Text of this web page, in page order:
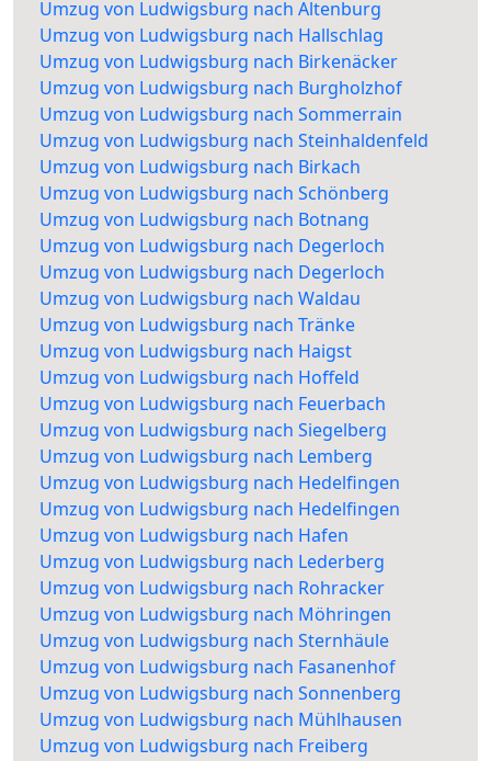
Umzug von Ludwigsburg nach Altenburg
Umzug von Ludwigsburg nach Hallschlag
Umzug von Ludwigsburg nach Birkenäcker
Umzug von Ludwigsburg nach Burgholzhof
Umzug von Ludwigsburg nach Sommerrain
Umzug von Ludwigsburg nach Steinhaldenfeld
Umzug von Ludwigsburg nach Birkach
Umzug von Ludwigsburg nach Schönberg
Umzug von Ludwigsburg nach Botnang
Umzug von Ludwigsburg nach Degerloch
Umzug von Ludwigsburg nach Degerloch
Umzug von Ludwigsburg nach Waldau
Umzug von Ludwigsburg nach Tränke
Umzug von Ludwigsburg nach Haigst
Umzug von Ludwigsburg nach Hoffeld
Umzug von Ludwigsburg nach Feuerbach
Umzug von Ludwigsburg nach Siegelberg
Umzug von Ludwigsburg nach Lemberg
Umzug von Ludwigsburg nach Hedelfingen
Umzug von Ludwigsburg nach Hedelfingen
Umzug von Ludwigsburg nach Hafen
Umzug von Ludwigsburg nach Lederberg
Umzug von Ludwigsburg nach Rohracker
Umzug von Ludwigsburg nach Möhringen
Umzug von Ludwigsburg nach Sternhäule
Umzug von Ludwigsburg nach Fasanenhof
Umzug von Ludwigsburg nach Sonnenberg
Umzug von Ludwigsburg nach Mühlhausen
Umzug von Ludwigsburg nach Freiberg